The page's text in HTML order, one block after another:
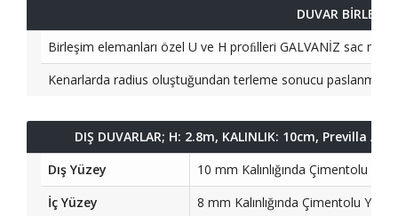
DUVAR
Birleşim elemanları özel U ve H proﬁlleri GALVANİZ sac
Kenarlarda radius oluştuğundan terleme sonucu paslanma
DIŞ DUVARLAR; H: 2.8m, KALINLIK: 10cm, Previlla
Dış Yüzey
10 mm Kalınlığında Çimentolu
İç Yüzey
8 mm Kalınlığında Çimentolu